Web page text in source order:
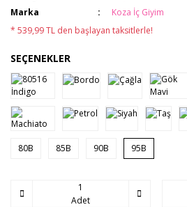
Marka
Koza İç Giyim
* 539,99 TL den başlayan taksitlerle!
SEÇENEKLER
80B 85B 90B 95B
Adet